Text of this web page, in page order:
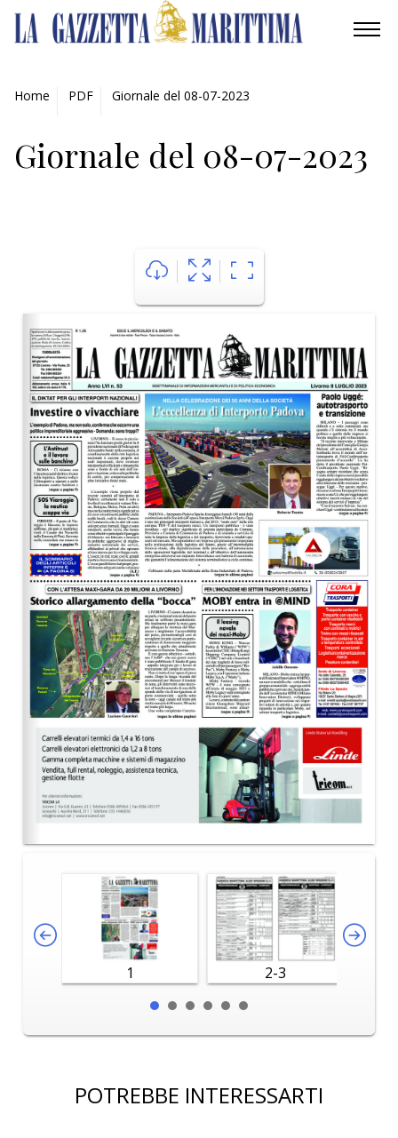
INDUSTRIA
CULTURA
NAUTICA
EDITORIALI
Home PDF Giornale del 08-07-2023
Giornale del 08-07-2023
1 2-3
POTREBBE INTERESSARTI